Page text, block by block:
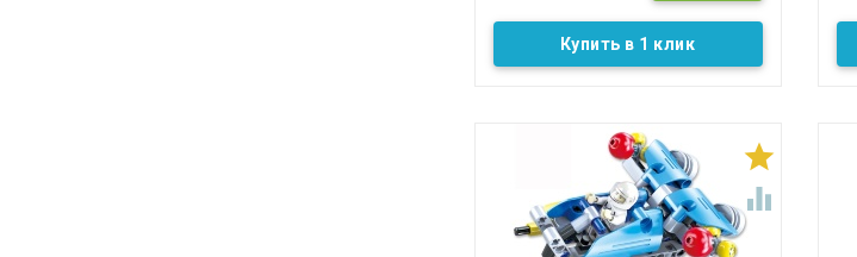
Купить в 1 клик

